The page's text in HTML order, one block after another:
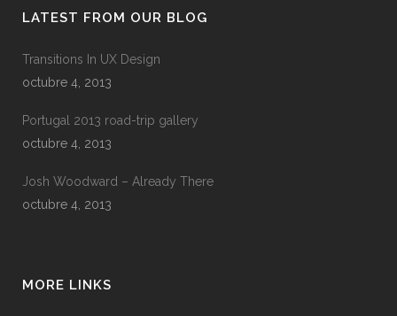
LATEST FROM OUR BLOG
Transitions In UX Design
octubre 4, 2013
Portugal 2013 road-trip gallery
octubre 4, 2013
Josh Woodward – Already There
octubre 4, 2013
MORE LINKS